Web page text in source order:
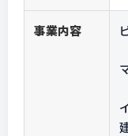
事業内容